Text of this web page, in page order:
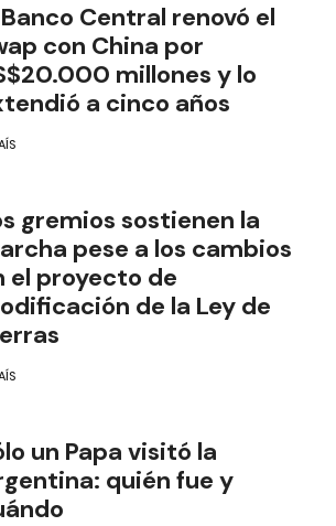
Banco Central renovó el
con China por
millones y lo
a cinco años
gremios sostienen la
pese a los cambios
el proyecto de
de la Ley de
un Papa visitó la
quién fue y